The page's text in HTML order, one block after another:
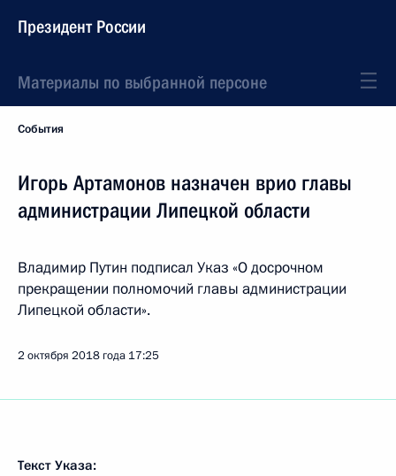
Президент России
Материалы по выбранной персоне
События
Игорь Артамонов назначен врио главы
администрации Липецкой области
Владимир Путин подписал Указ «О досрочном
прекращении полномочий главы администрации
Липецкой области».
2 октября 2018 года 17:25
Текст Указа: